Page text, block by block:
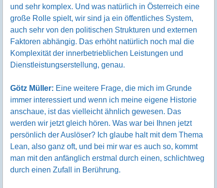
und sehr komplex. Und was natürlich in Österreich eine
große Rolle spielt, wir sind ja ein öffentliches System,
auch sehr von den politischen Strukturen und externen
Faktoren abhängig. Das erhöht natürlich noch mal die
Komplexität der innerbetrieblichen Leistungen und
Dienstleistungserstellung, genau.
Götz Müller: Eine weitere Frage, die mich im Grunde
immer interessiert und wenn ich meine eigene Historie
anschaue, ist das vielleicht ähnlich gewesen. Das
werden wir jetzt gleich hören. Was war bei Ihnen jetzt
persönlich der Auslöser? Ich glaube halt mit dem Thema
Lean, also ganz oft, und bei mir war es auch so, kommt
man mit den anfänglich erstmal durch einen, schlichtweg
durch einen Zufall in Berührung.